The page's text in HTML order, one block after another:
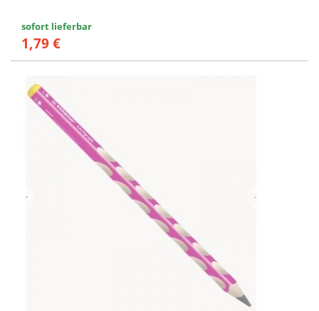
sofort lieferbar
1,79 €